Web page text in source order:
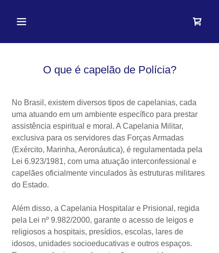
O que é capelão de Polícia?
No Brasil, existem diversos tipos de capelanias, cada
uma atuando em um ambiente específico para prestar
assistência espiritual e moral. A Capelania Militar,
exclusiva para os servidores das Forças Armadas
(Exército, Marinha, Aeronáutica), é regulamentada pela
Lei 6.923/1981, com uma atuação interconfessional e
capelães oficialmente vinculados às estruturas militares
do Estado.
Além disso, a Capelania Hospitalar e Prisional, regida
pela Lei nº 9.982/2000, garante o acesso de leigos e
religiosos a hospitais, presídios, escolas, lares de
idosos, unidades socioeducativas e outros espaços.